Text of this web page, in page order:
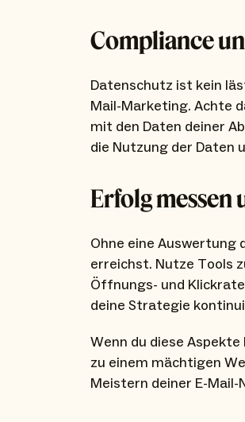
Compliance
Datenschutz ist kein
Mail-Marketing. Achte
mit den Daten deiner
die Nutzung der Daten
Erfolg messen
Ohne eine Auswertung
erreichst. Nutze Tools
Öffnungs- und
deine Strategie
Wenn du diese
zu einem mächtigen
Meistern deiner E-